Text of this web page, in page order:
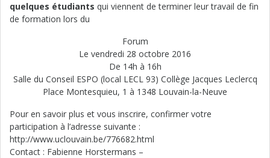
quelques étudiants qui viennent de terminer leur travail de fin
de formation lors du
Forum
Le vendredi 28 octobre 2016
De 14h à 16h
Salle du Conseil ESPO (local LECL 93) Collège Jacques Leclercq
Place Montesquieu, 1 à 1348 Louvain-la-Neuve
Pour en savoir plus et vous inscrire, confirmer votre
participation à l’adresse suivante :
http://www.uclouvain.be/776682.html
Contact : Fabienne Horstermans –